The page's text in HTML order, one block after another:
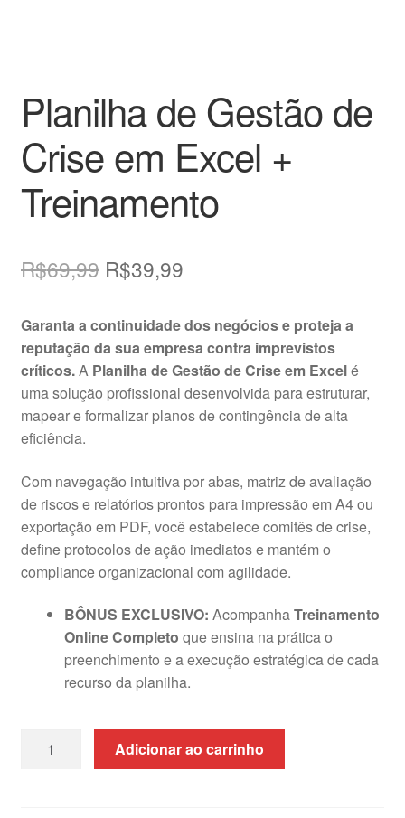
Planilha de Gestão de
Crise em Excel +
Treinamento
R$69,99 O
original
era:
R$69,99.
R$39,99O
atual
é:
R$39,99.
Garanta a continuidade dos negócios e proteja a
reputação da sua empresa contra imprevistos
críticos.A Planilha de Gestão de Crise em Excelé
uma solução profissional desenvolvida para estruturar,
mapear e formalizar planos de contingência de alta
eficiência.
Com navegação intuitiva por abas, matriz de avaliação
de riscos e relatórios prontos para impressão em A4 ou
exportação em PDF, você estabelece comitês de crise,
define protocolos de ação imediatos e mantém o
compliance organizacional com agilidade.
BÔNUS EXCLUSIVO: AcompanhaTreinamento
Online Completo que ensina na prática o
preenchimento e a execução estratégica de cada
recurso da planilha.
Adicionar ao carrinho